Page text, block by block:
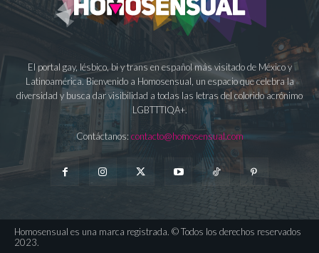
El portal gay, lésbico, bi y trans en español más visitado de México y
Latinoamérica. Bienvenido a Homosensual, un espacio que celebra la
diversidad y busca dar visibilidad a todas las letras del colorido acrónimo
LGBTTTIQA+.
Contáctanos: contacto@homosensual.com
Homosensual es una marca registrada. © Todos los derechos reservados
2023.